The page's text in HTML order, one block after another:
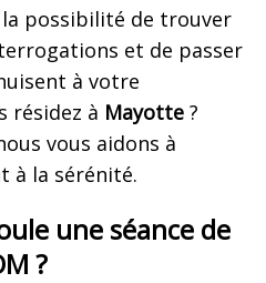
la possibilité de trouver
et de passer
à votre
résidez à Mayotte ?
vous aidons à
à la sérénité.
une séance de
?